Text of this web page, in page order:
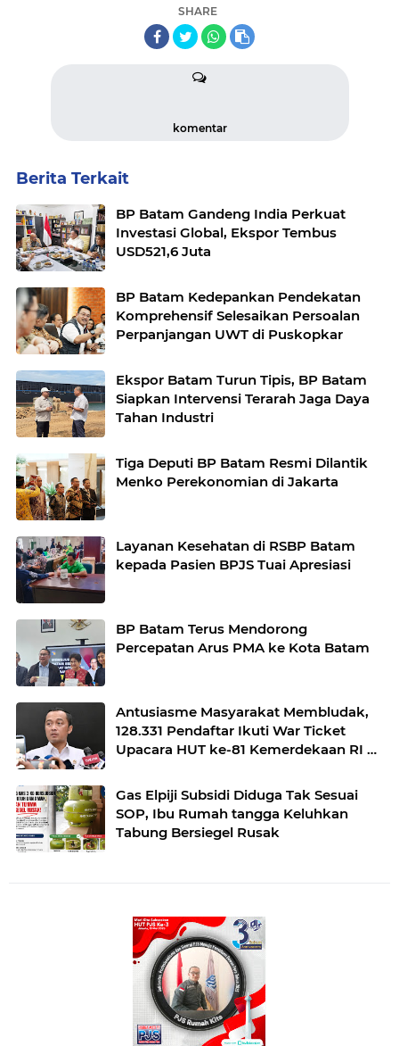
SHARE
komentar
Berita Terkait
BP Batam Gandeng India Perkuat
Investasi Global, Ekspor Tembus
USD521,6 Juta
BP Batam Kedepankan Pendekatan
Komprehensif Selesaikan Persoalan
Perpanjangan UWT di Puskopkar
Ekspor Batam Turun Tipis, BP Batam
Siapkan Intervensi Terarah Jaga Daya
Tahan Industri
Tiga Deputi BP Batam Resmi Dilantik
Menko Perekonomian di Jakarta
Layanan Kesehatan di RSBP Batam
kepada Pasien BPJS Tuai Apresiasi
BP Batam Terus Mendorong
Percepatan Arus PMA ke Kota Batam
Antusiasme Masyarakat Membludak,
128.331 Pendaftar Ikuti War Ticket
Upacara HUT ke-81 Kemerdekaan RI di
Gas Elpiji Subsidi Diduga Tak Sesuai
SOP, Ibu Rumah tangga Keluhkan
Tabung Bersiegel Rusak